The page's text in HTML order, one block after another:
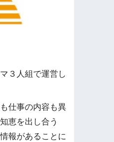
３人組で運営し
仕事の内容も異
恵を出し合う
報があることに